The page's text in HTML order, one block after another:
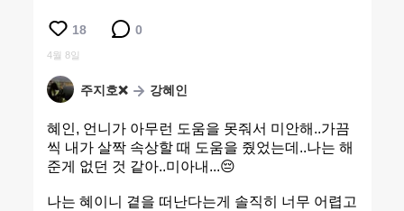
18 0
4월 8일
주지호❌ 강혜인
혜인, 언니가 아무런 도움을 못줘서 미안해..가끔
씩 내가 살짝 속상할 때 도움을 줬었는데..나는 해
준게 없던 것 같아..미아내...😔
나는 혜이니 곁을 떠난다는게 솔직히 너무 어렵고